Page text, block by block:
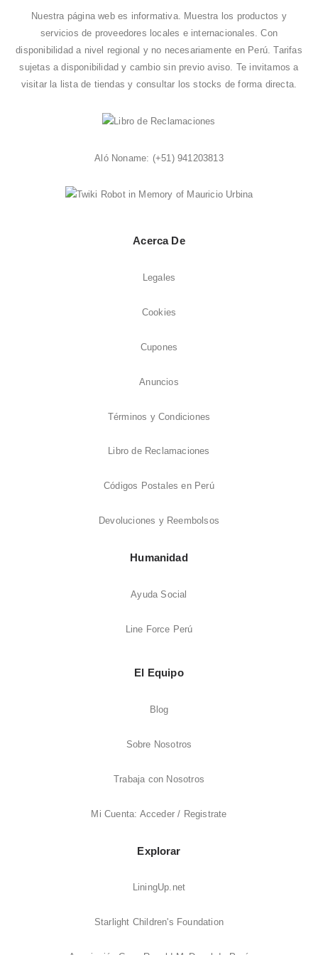
Nuestra página web es informativa. Muestra los productos y
servicios de proveedores locales e internacionales. Con
disponibilidad a nivel regional y no necesariamente en Perú. Tarifas
sujetas a disponibilidad y cambio sin previo aviso. Te invitamos a
visitar la lista de tiendas y consultar los stocks de forma directa.
Aló Noname: (+51) 941203813
Acerca De
Legales
Cookies
Cupones
Anuncios
Términos y Condiciones
Libro de Reclamaciones
Códigos Postales en Perú
Devoluciones y Reembolsos
Humanidad
Ayuda Social
Line Force Perú
El Equipo
Blog
Sobre Nosotros
Trabaja con Nosotros
Mi Cuenta: Acceder / Registrate
Explorar
LiningUp.net
Starlight Children's Foundation